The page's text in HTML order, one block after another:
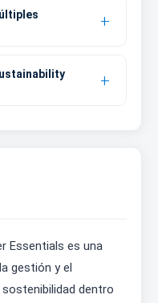
Essentials es una
gestión y el
dentro